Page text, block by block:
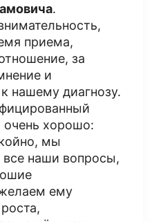
.
приема,
за
и
нашему диагнозу.
хорошо:
мы
все наши вопросы,
ему